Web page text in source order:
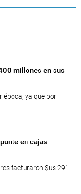
millones en sus
época, ya que por
en cajas
facturaron $us 291